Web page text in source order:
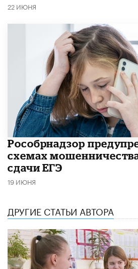
22 ИЮНЯ
Рособрнадзор
схемах
сдачи ЕГЭ
19 ИЮНЯ
ДРУГИЕ СТАТЬИ АВТОРА